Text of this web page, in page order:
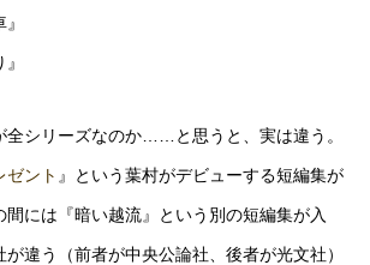
シリーズなのか……と思うと、実は違う。
ゼント 』という葉村がデビューする短編集が
間には『暗い越流』という別の短編集が入
違う（前者が中央公論社、後者が光文社）